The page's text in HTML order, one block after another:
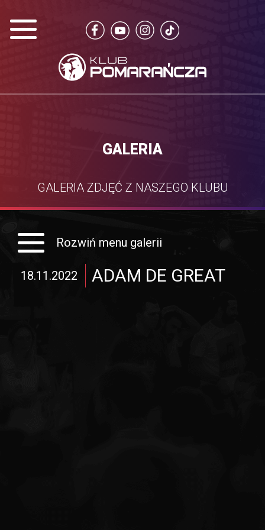
GALERIA
GALERIA ZDJĘĆ Z NASZEGO KLUBU
Rozwiń menu galerii
18.11.2022 ADAM DE GREAT